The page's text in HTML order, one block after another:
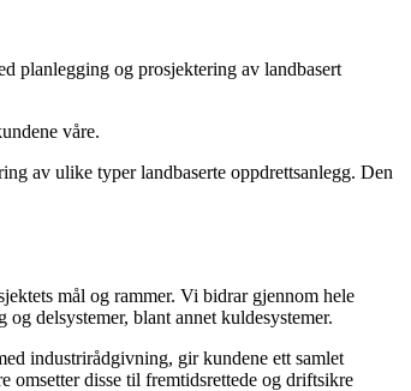
planlegging og prosjektering av landbasert
våre.
av ulike typer landbaserte oppdrettsanlegg. Den
mål og rammer. Vi bidrar gjennom hele
delsystemer, blant annet kuldesystemer.
industrirådgivning, gir kundene ett samlet
omsetter disse til fremtidsrettede og driftsikre